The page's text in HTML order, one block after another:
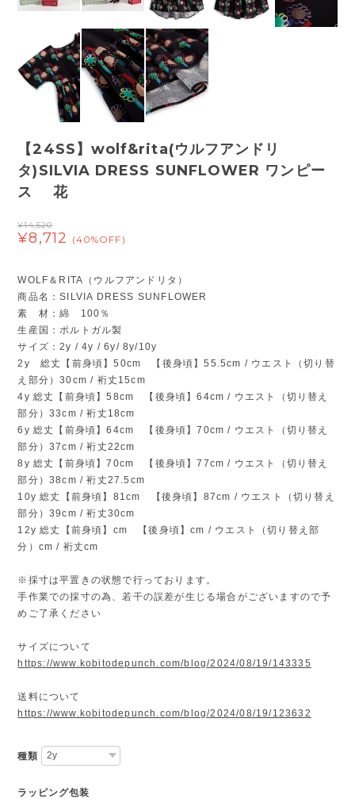
【24SS】wolf&rita(ウルフアンドリ
タ)SILVIA DRESS SUNFLOWER ワンピー
ス 花
¥14,520
¥8,712 (40%OFF)
WOLF＆RITA（ウルフアンドリタ）
商品名：SILVIA DRESS SUNFLOWER
素 材：綿 100％
生産国：ポルトガル製
サイズ：2y / 4y / 6y/ 8y/10y
2y 総丈【前身頃】50cm 【後身頃】55.5cm / ウエスト（切り替
え部分）30cm / 裄丈15cm
4y 総丈【前身頃】58cm 【後身頃】64cm / ウエスト（切り替え
部分）33cm / 裄丈18cm
6y 総丈【前身頃】64cm 【後身頃】70cm / ウエスト（切り替え
部分）37cm / 裄丈22cm
8y 総丈【前身頃】70cm 【後身頃】77cm / ウエスト（切り替え
部分）38cm / 裄丈27.5cm
10y 総丈【前身頃】81cm 【後身頃】87cm / ウエスト（切り替え
部分）39cm / 裄丈30cm
12y 総丈【前身頃】cm 【後身頃】cm / ウエスト（切り替え部
分）cm / 裄丈cm
※採寸は平置きの状態で行っております。
手作業での採寸の為、若干の誤差が生じる場合がございますので予
めご了承ください
サイズについて
https://www.kobitodepunch.com/blog/2024/08/19/143335
送料について
https://www.kobitodepunch.com/blog/2024/08/19/123632
種類
ラッピング包装